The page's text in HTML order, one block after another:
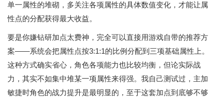
单一属性的堆砌，多关注各项属性的具体数值变化，才能让属
性点的分配获得最大收益。
要是你嫌钻研加点太费神，完全可以直接用游戏自带的推荐方
案——系统会把属性点按3:1:1的比例分配到三项基础属性上。
这种方式确实省心，角色各项能力也比较均衡，但论实际战
力，其实不如集中堆某一项属性来得强。我自己测试过，主加
敏捷时角色的战力提升是最明显的，至于这套加点到底够不够